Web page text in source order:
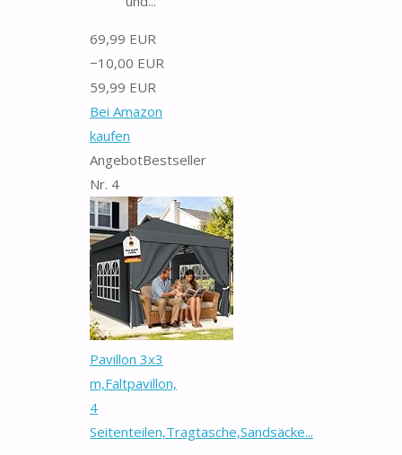
69,99 EUR
−10,00 EUR
59,99 EUR
Bei Amazon
kaufen
AngebotBestseller
Nr. 4
Pavillon 3x3
m,Faltpavillon,
4
Seitenteilen,Tragtasche,Sandsäcke...